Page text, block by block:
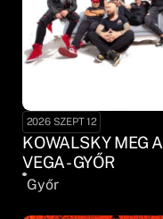
2026 SZEPT 12
KOWALSKY MEG A
VEGA - GYŐR
Győr